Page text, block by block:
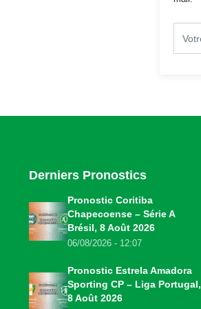
Derniers Pronostics
Pronostic Coritiba
Chapecoense – Série A
Brésil, 8 Août 2026
06/08/2026 - 12:07
Pronostic Estrela Amadora
Sporting CP – Liga Portugal,
8 Août 2026